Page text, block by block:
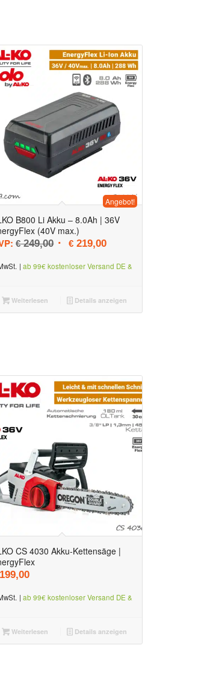
€ 39,00.
B800 Li Akku – 8.0Ah | 36V
(40V max.)
€249,00 Ursprünglicher Preis war: € 249,00
€ 219,00Aktueller Preis ist: €
Angebot!
|ab 99€ kostenloser Versand DE &
Weiterlesen Details anzeigen
CS 4030 Akku-Kettensäge |
199,00
|ab 99€ kostenloser Versand DE &
Weiterlesen Details anzeigen